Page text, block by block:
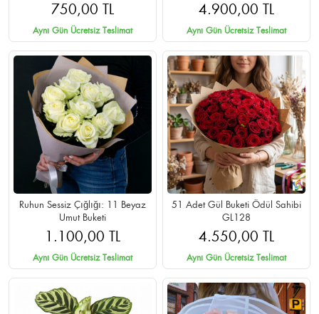
750,00 TL
Aynı Gün Ücretsiz Teslimat
4.900,00 TL
Aynı Gün Ücretsiz Teslimat
Ruhun Sessiz Çığlığı: 11 Beyaz
Umut Buketi
1.100,00 TL
Aynı Gün Ücretsiz Teslimat
51 Adet Gül Buketi Ödül Sahibi
GL128
4.550,00 TL
Aynı Gün Ücretsiz Teslimat